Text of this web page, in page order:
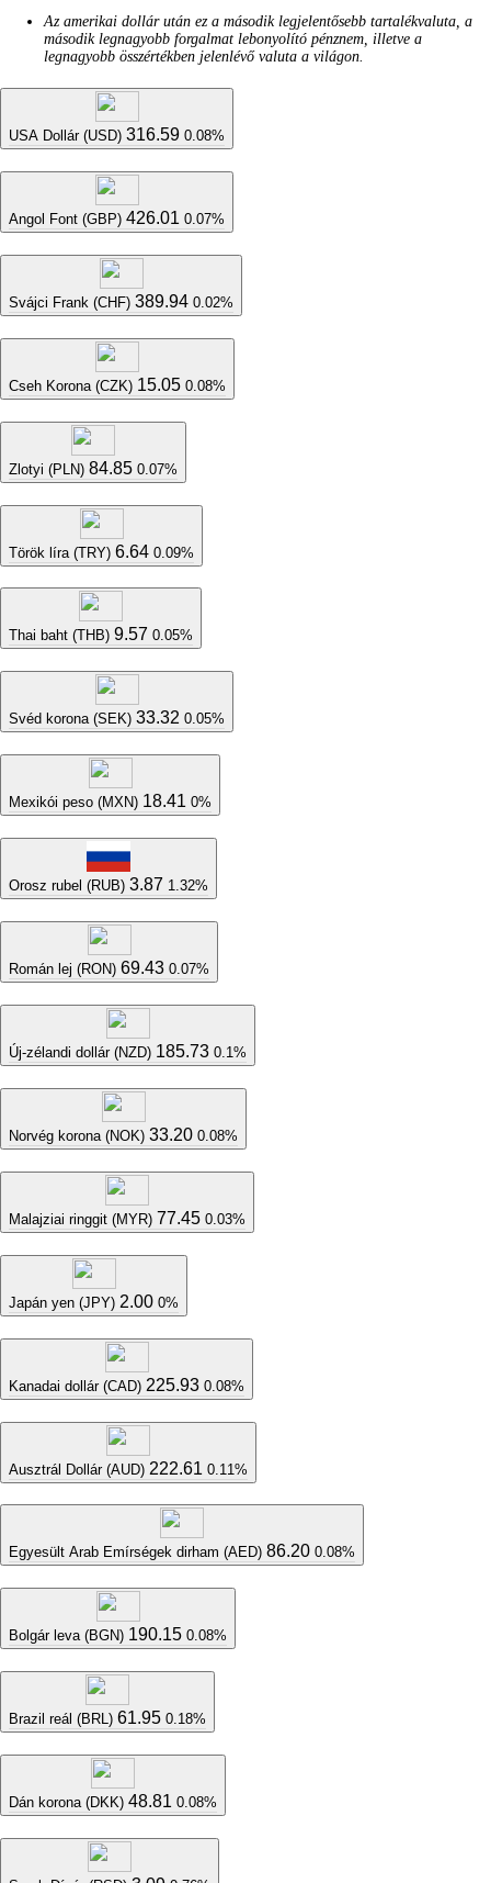
Az amerikai dollár után ez a második legjelentősebb tartalékvaluta, a
második legnagyobb forgalmat lebonyolító pénznem, illetve a
legnagyobb összértékben jelenlévő valuta a világon.
USA Dollár (USD) 316.59 0.08%
Angol Font (GBP) 426.01 0.07%
Svájci Frank (CHF) 389.94 0.02%
Cseh Korona (CZK) 15.05 0.08%
Zlotyi (PLN) 84.85 0.07%
Török líra (TRY) 6.64 0.09%
Thai baht (THB) 9.57 0.05%
Svéd korona (SEK) 33.32 0.05%
Mexikói peso (MXN) 18.41 0%
Orosz rubel (RUB) 3.87 1.32%
Román lej (RON) 69.43 0.07%
Új-zélandi dollár (NZD) 185.73 0.1%
Norvég korona (NOK) 33.20 0.08%
Malajziai ringgit (MYR) 77.45 0.03%
Japán yen (JPY) 2.00 0%
Kanadai dollár (CAD) 225.93 0.08%
Ausztrál Dollár (AUD) 222.61 0.11%
Egyesült Arab Emírségek dirham (AED) 86.20 0.08%
Bolgár leva (BGN) 190.15 0.08%
Brazil reál (BRL) 61.95 0.18%
Dán korona (DKK) 48.81 0.08%